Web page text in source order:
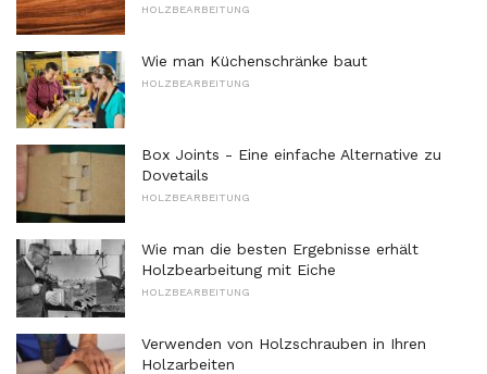
HOLZBEARBEITUNG
Wie man Küchenschränke baut
HOLZBEARBEITUNG
Box Joints - Eine einfache Alternative zu
Dovetails
HOLZBEARBEITUNG
Wie man die besten Ergebnisse erhält
Holzbearbeitung mit Eiche
HOLZBEARBEITUNG
Verwenden von Holzschrauben in Ihren
Holzarbeiten